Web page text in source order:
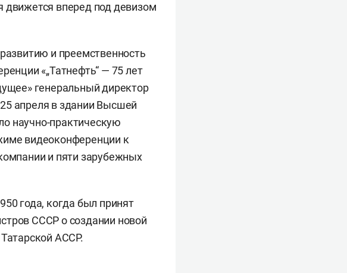
движется вперед под девизом
и преемственность
«„Татнефть“ — 75 лет
генеральный директор
апреля в здании Высшей
научно-практическую
видеоконференции к
и пяти зарубежных
года, когда был принят
СССР о создании новой
АССР.